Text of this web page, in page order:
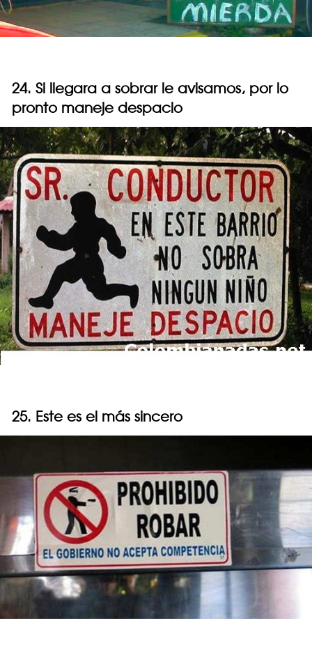
24. Si llegara a sobrar le avisamos, por lo
pronto maneje despacio
25. Este es el más sincero